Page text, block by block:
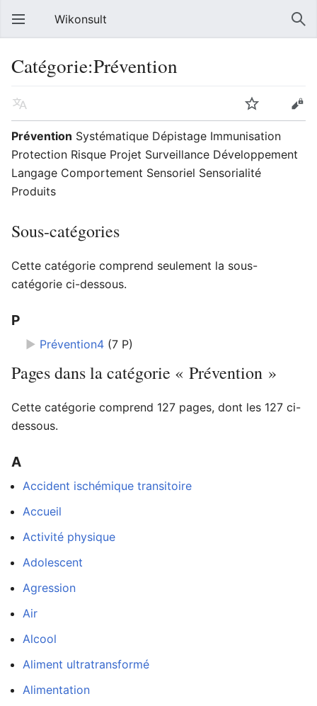
Ouvrir le menu principal
Wikonsult
Catégorie:Prévention
Lire
Prévention Systématique Dépistage Immunisation
Protection Risque Projet Surveillance Développement
Langage Comportement Sensoriel Sensorialité
Produits
Sous-catégories
Cette catégorie comprend seulement la sous-
catégorie ci-dessous.
P
► Prévention4 (7 P)
Pages dans la catégorie « Prévention »
Cette catégorie comprend 127 pages, dont les 127 ci-
dessous.
A
Accident ischémique transitoire
Accueil
Activité physique
Adolescent
Agression
Air
Alcool
Aliment ultratransformé
Alimentation